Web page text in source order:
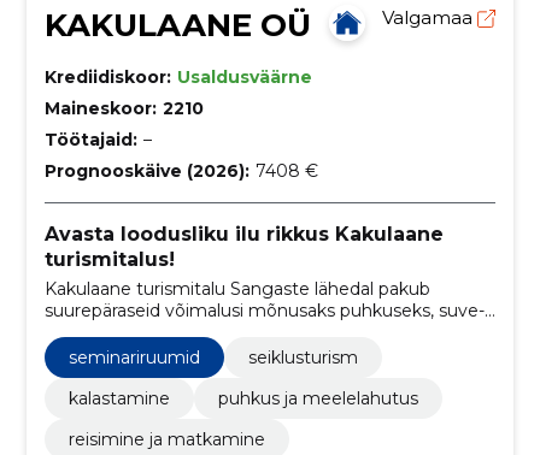
KAKULAANE OÜ Valgamaa
Krediidiskoor: Usaldusväärne
Maineskoor: 2210
Töötajaid: –
Prognooskäive (2026): 7408 €
Avasta loodusliku ilu rikkus Kakulaane
turismitalus!
Kakulaane turismitalu Sangaste lähedal pakub
suurepäraseid võimalusi mõnusaks puhkuseks, suve-
ja talvepäevade, firmapidude ja sünnipäevade
korraldamiseks.
seminariruumid
seiklusturism
kalastamine
puhkus ja meelelahutus
reisimine ja matkamine